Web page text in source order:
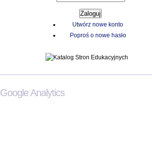
Utwórz nowe konto
Poproś o nowe hasło
Google Analytics